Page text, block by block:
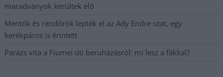
maradványok kerültek elő
Mentők és rendőrök lepték el az Ady Endre utat, egy
kerékpáros is érintett
Parázs vita a Fiumei úti beruházásról: mi lesz a fákkal?